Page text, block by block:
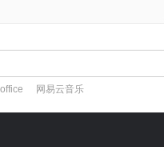
office 网易云音乐